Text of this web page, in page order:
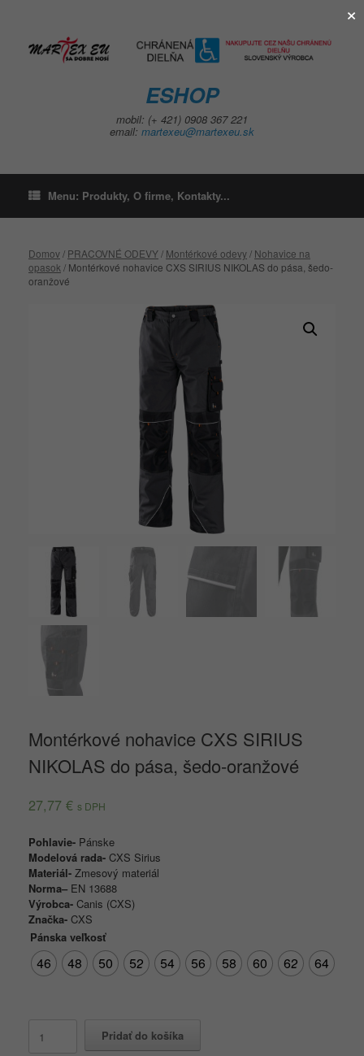
ESHOP
mobil: (+ 421) 0908 367 221
email: martexeu@martexeu.sk
Menu: Produkty, O firme, Kontakty...
Domov/ PRACOVNÉ ODEVY/ Montérkové odevy/ Nohavice na
opasok / Montérkové nohavice CXS SIRIUS NIKOLAS do pása, šedo-
oranžové
Montérkové nohavice CXS SIRIUS
NIKOLAS do pása, šedo-oranžové
27,77 € s DPH
Pohlavie- Pánske
Modelová rada- CXS Sirius
Materiál- Zmesový materiál
Norma– EN 13688
Výrobca- Canis (CXS)
Značka- CXS
Pánska veľkosť
46 48 50 52 54 56 58 60 62 64
Montérkové
Pridať do košíka
×